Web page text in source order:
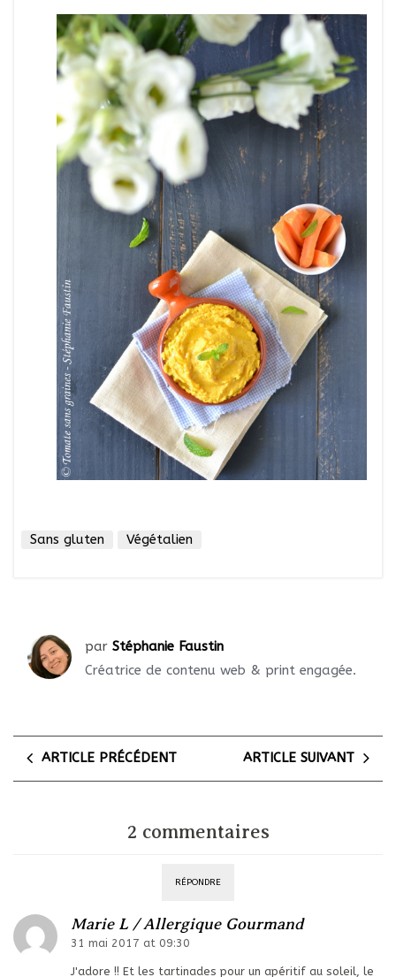
Sans gluten Végétalien
par Stéphanie Faustin
Créatrice de contenu web & print engagée.
ARTICLE PRÉCÉDENT ARTICLE SUIVANT
2 commentaires
RÉPONDRE
Marie L / Allergique Gourmand
31 mai 2017 at 09:30
J'adore !! Et les tartinades pour un apéritif au soleil, le